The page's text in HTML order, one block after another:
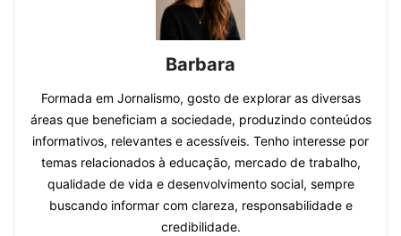
Barbara
Formada em Jornalismo, gosto de explorar as diversas
áreas que beneficiam a sociedade, produzindo conteúdos
informativos, relevantes e acessíveis. Tenho interesse por
temas relacionados à educação, mercado de trabalho,
qualidade de vida e desenvolvimento social, sempre
buscando informar com clareza, responsabilidade e
credibilidade.